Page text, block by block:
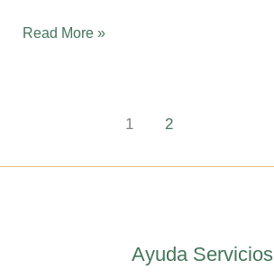
minutos
Read More »
1 2
Ayuda Servicios